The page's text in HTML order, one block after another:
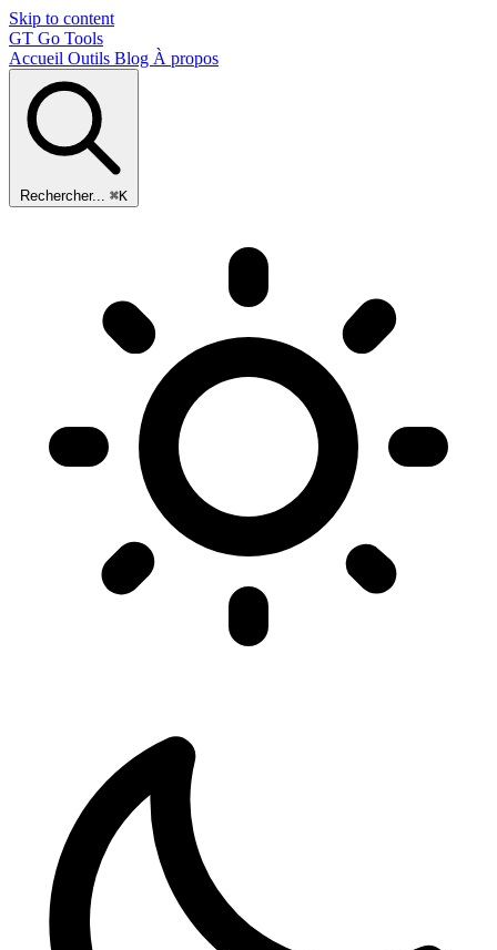
Skip to content
GT Go Tools
Accueil Outils Blog À propos
Rechercher... ⌘K